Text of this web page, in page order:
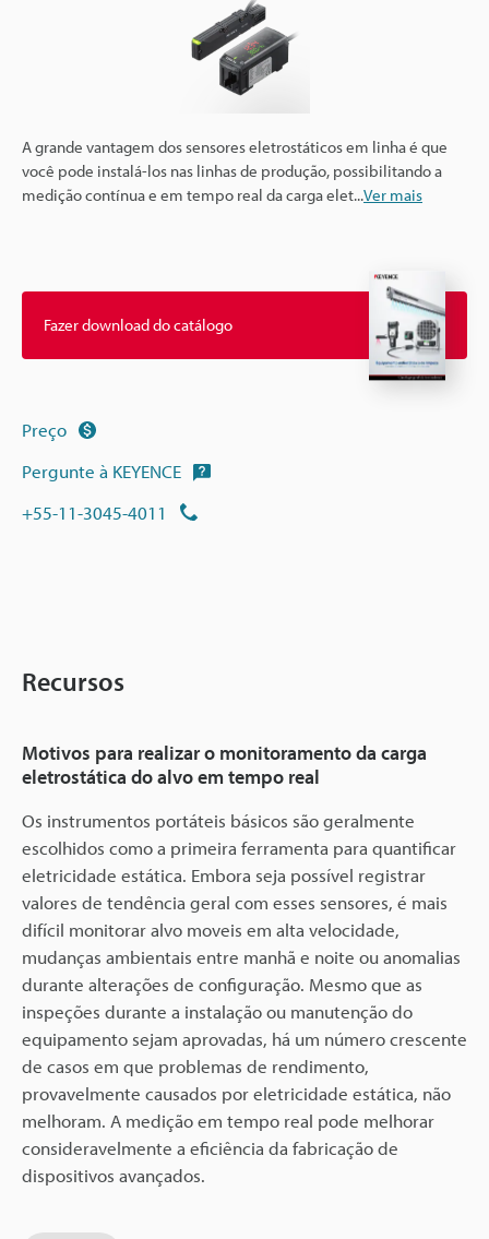
A grande vantagem dos sensores eletrostáticos em linha é que
você pode instalá-los nas linhas de produção, possibilitando a
medição contínua e em tempo real da carga elet...Ver mais
Fazer download do catálogo
Preço
Pergunte à KEYENCE
+55-11-3045-4011
Recursos
Motivos para realizar o monitoramento da carga
eletrostática do alvo em tempo real
Os instrumentos portáteis básicos são geralmente
escolhidos como a primeira ferramenta para quantificar
eletricidade estática. Embora seja possível registrar
valores de tendência geral com esses sensores, é mais
difícil monitorar alvo moveis em alta velocidade,
mudanças ambientais entre manhã e noite ou anomalias
durante alterações de configuração. Mesmo que as
inspeções durante a instalação ou manutenção do
equipamento sejam aprovadas, há um número crescente
de casos em que problemas de rendimento,
provavelmente causados por eletricidade estática, não
melhoram. A medição em tempo real pode melhorar
consideravelmente a eficiência da fabricação de
dispositivos avançados.